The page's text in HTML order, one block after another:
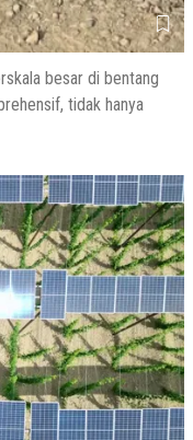
besar di bentang
tidak hanya